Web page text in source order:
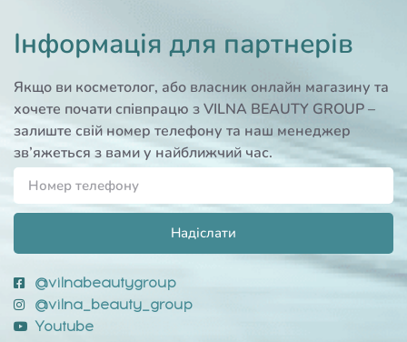
Інформація для партнерів
Якщо ви косметолог, або власник онлайн магазину та
хочете почати співпрацю з VILNA BEAUTY GROUP –
залиште свій номер телефону та наш менеджер
зв’яжеться з вами у найближчий час.
Надіслати
@vilnabeautygroup
@vilna_beauty_group
Youtube